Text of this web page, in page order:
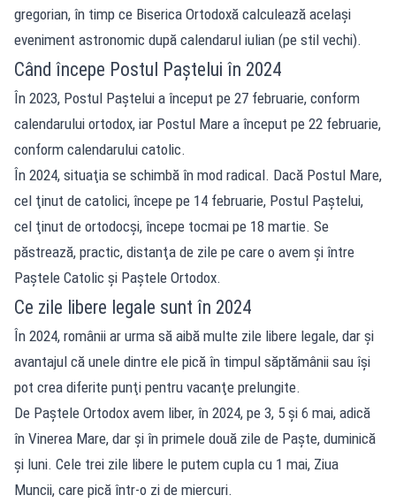
gregorian, în timp ce Biserica Ortodoxă calculează acelaşi
eveniment astronomic după calendarul iulian (pe stil vechi).
Când începe Postul Paştelui în 2024
În 2023, Postul Paştelui a început pe 27 februarie, conform
calendarului ortodox, iar Postul Mare a început pe 22 februarie,
conform calendarului catolic.
În 2024, situaţia se schimbă în mod radical. Dacă Postul Mare,
cel ţinut de catolici, începe pe 14 februarie, Postul Paştelui,
cel ţinut de ortodocşi, începe tocmai pe 18 martie. Se
păstrează, practic, distanţa de zile pe care o avem şi între
Paştele Catolic şi Paştele Ortodox.
Ce zile libere legale sunt în 2024
În 2024, românii ar urma să aibă multe zile libere legale, dar şi
avantajul că unele dintre ele pică în timpul săptămânii sau îşi
pot crea diferite punţi pentru vacanţe prelungite.
De Paştele Ortodox avem liber, în 2024, pe 3, 5 şi 6 mai, adică
în Vinerea Mare, dar şi în primele două zile de Paşte, duminică
şi luni. Cele trei zile libere le putem cupla cu 1 mai, Ziua
Muncii, care pică într-o zi de miercuri.